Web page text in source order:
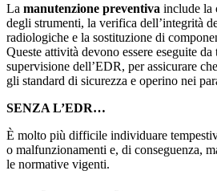
La manutenzione preventiva include la
degli strumenti, la verifica dell’integrità
radiologiche e la sostituzione di
Queste attività devono essere eseguite
supervisione dell’EDR, per assicurare
gli standard di sicurezza e operino nei
SENZA L’EDR…
È molto più difficile individuare
o malfunzionamenti e, di conseguenza,
le normative vigenti.